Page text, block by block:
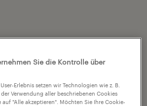
Sie die Kontrolle über
Erlebnis setzen wir Technologien wie z. B.
Verwendung aller beschriebenen Cookies
auf "Alle akzeptieren". Möchten Sie Ihre Cookie-